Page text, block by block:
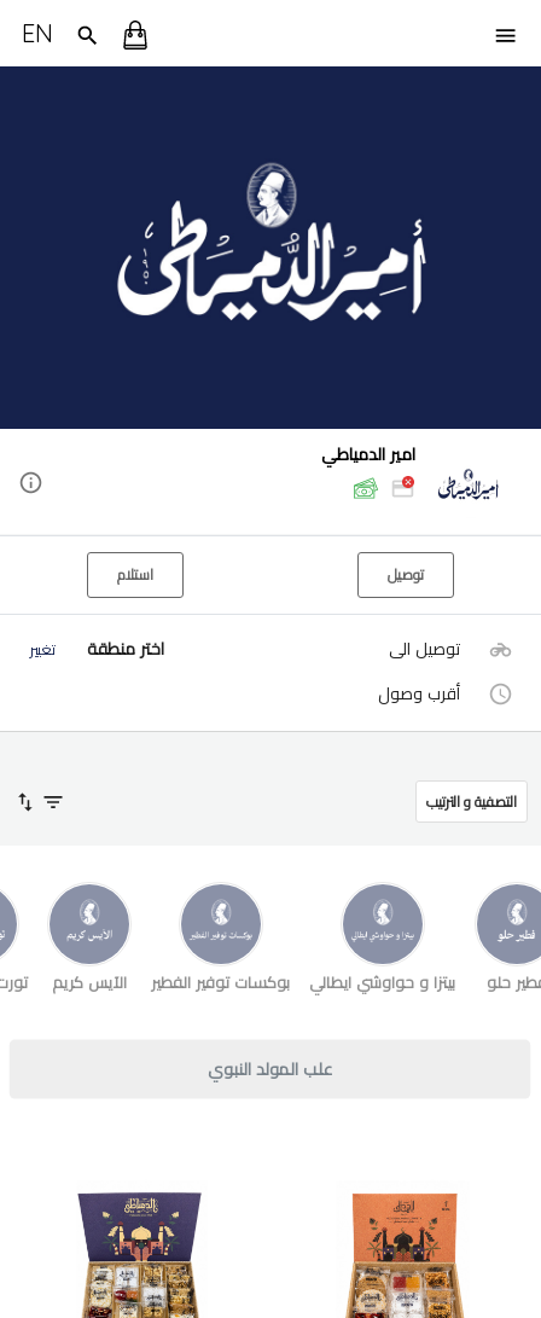
EN
امير الدمياطي
توصيل استلام
توصيل الى اختر منطقة تغيير
أقرب وصول
التصفية و الترتيب
حلو بيتزا و حواوشي ايطالي بوكسات توفير الفطير الآيس كريم
علب المولد النبوي